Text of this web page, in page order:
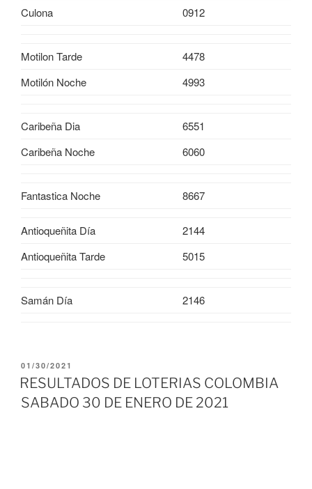
Culona 0912
Motilon Tarde
4478
Motilón Noche
4993
Caribeña Dia
6551
Caribeña Noche
6060
Fantastica Noche 8667
Antioqueñita Día
2144
Antioqueñita Tarde
5015
Samán Día 2146
PUBLICADO
EL
01/30/2021
RESULTADOS DE LOTERIAS COLOMBIA
SABADO 30 DE ENERO DE 2021